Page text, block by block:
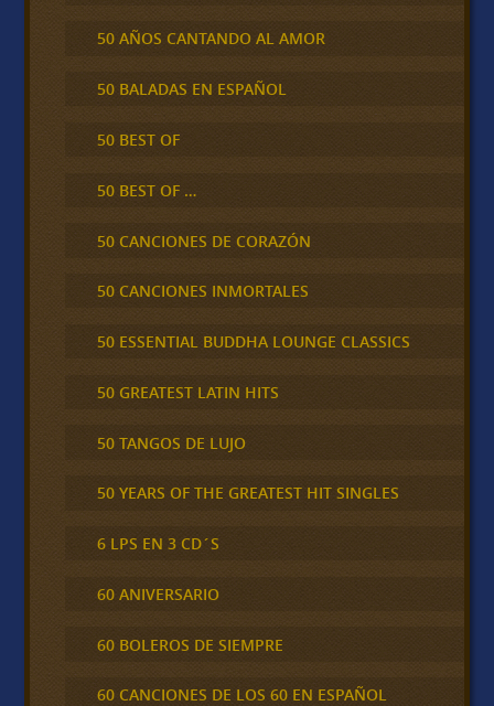
50 AÑOS CANTANDO AL AMOR
50 BALADAS EN ESPAÑOL
50 BEST OF
50 BEST OF …
50 CANCIONES DE CORAZÓN
50 CANCIONES INMORTALES
50 ESSENTIAL BUDDHA LOUNGE CLASSICS
50 GREATEST LATIN HITS
50 TANGOS DE LUJO
50 YEARS OF THE GREATEST HIT SINGLES
6 LPS EN 3 CD´S
60 ANIVERSARIO
60 BOLEROS DE SIEMPRE
60 CANCIONES DE LOS 60 EN ESPAÑOL